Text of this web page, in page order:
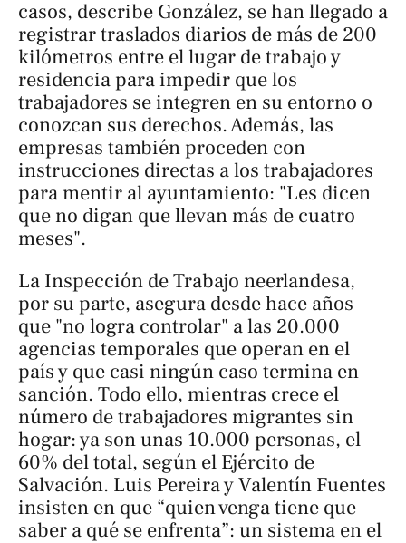
casos, describe González, se han llegado a
registrar traslados diarios de más de 200
kilómetros entre el lugar de trabajo y
residencia para impedir que los
trabajadores se integren en su entorno o
conozcan sus derechos. Además, las
empresas también proceden con
instrucciones directas a los trabajadores
para mentir al ayuntamiento: "Les dicen
que no digan que llevan más de cuatro
meses".
La Inspección de Trabajo neerlandesa,
por su parte, asegura desde hace años
que "no logra controlar" a las 20.000
agencias temporales que operan en el
país y que casi ningún caso termina en
sanción. Todo ello, mientras crece el
número de trabajadores migrantes sin
hogar: ya son unas 10.000 personas, el
60% del total, según el Ejército de
Salvación. Luis Pereira y Valentín Fuentes
insisten en que “quien venga tiene que
saber a qué se enfrenta”: un sistema en el